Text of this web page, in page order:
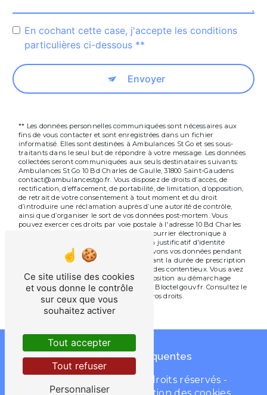
En cochant cette case, j'accepte les conditions
particulières ci-dessous **
Envoyer
** Les données personnelles communiquées sont nécessaires aux
fins de vous contacter et sont enregistrées dans un fichier
informatisé. Elles sont destinées à Ambulances St Go et ses sous-
traitants dans le seul but de répondre à votre message. Les données
collectées seront communiquées aux seuls destinataires suivants:
Ambulances St Go 10 Bd Charles de Gaulle, 31800 Saint-Gaudens
contact@ambulancestgo.fr. Vous disposez de droits d’accès, de
rectification, d’effacement, de portabilité, de limitation, d’opposition,
de retrait de votre consentement à tout moment et du droit
d’introduire une réclamation auprès d’une autorité de contrôle,
ainsi que d’organiser le sort de vos données post-mortem. Vous
pouvez exercer ces droits par voie postale à l'adresse 10 Bd Charles
de Gaulle, 31800 Saint-Gaudens ou par courrier électronique à
l'adresse contact@ambulancestgo.fr. Un justificatif d'identité
pourra vous être demandé. Nous conservons vos données pendant
la période de prise de contact puis pendant la durée de prescription
légale aux fins probatoires et de gestion des contentieux. Vous avez
le droit de vous inscrire sur la liste d'opposition au démarchage
téléphonique, disponible à cette adresse: Bloctel.gouv.fr . Consultez le
site cnil.fr pour plus d’informations sur vos droits.
Recherches fréquentes
- 2026 - Tous droits réservés -
Ce site utilise des cookies
et vous donne le contrôle
sur ceux que vous
souhaitez activer
Tout accepter
Tout refuser
Personnaliser